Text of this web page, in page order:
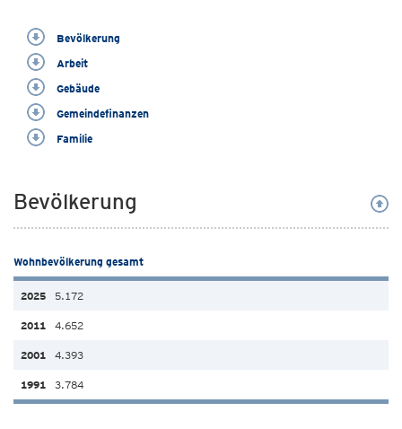
Bevölkerung
Arbeit
Gebäude
Gemeindefinanzen
Familie
Bevölkerung
Wohnbevölkerung gesamt
5.172
4.652
4.393
3.784